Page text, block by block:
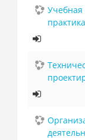
Учебная